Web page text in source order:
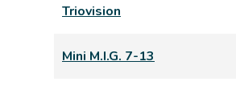
Triovision
Mini M.I.G. 7-13